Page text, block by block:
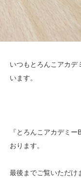
いつもとろんこアカデ
います。
『とろんこアカデミ
おります。
最後までご覧いただけ